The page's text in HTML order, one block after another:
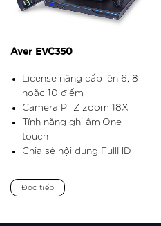
Aver EVC350
License nâng cấp lên 6, 8
hoặc 10 điểm
Camera PTZ zoom 18X
Tính năng ghi âm One-
touch
Chia sẻ nội dung FullHD
Đọc tiếp